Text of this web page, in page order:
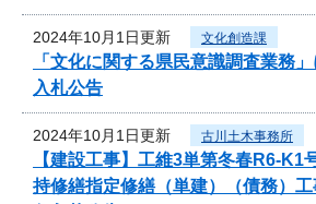
2024年10月1日更新 文化創造課
「文化に関する県民意識調査業務
入札公告
2024年10月1日更新 古川土木事務所
【建設工事】工維3単第冬春R6-
持修繕指定修繕（単建）（債務）